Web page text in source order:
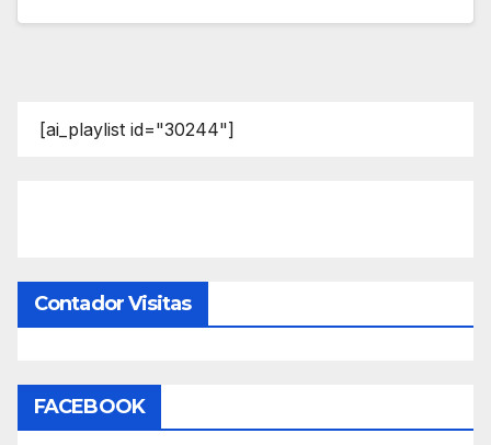
[ai_playlist id="30244"]
Contador Visitas
FACEBOOK